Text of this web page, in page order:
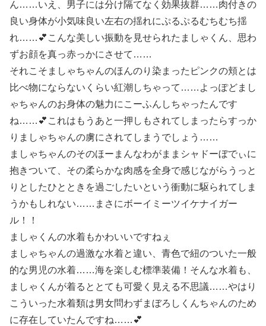
ん……いえ、男子には分け隔てなく効果抜群……肉付きの
良い身体が小気味良い左右の揺れにぷるぷるむちむち揺
れ……💕こんな美しい振動を見せられたましゃくん、思わ
ずお顔を真っ赤っかにさせて……
それこそましゃちゃんのほんのり染まったピンクの頬とは
比べ物にならないくらい紅潮しちゃって……よっぽどまし
ゃちゃんのお身体の魅力にこーふんしちゃったんです
ね……💕これはもうあと一押しもされてしまったらすっか
りましゃちゃんの虜にされてしまうでしょう……
ましゃちゃんのそのほーまんなわがままシャドーぼでぃに
抱きついて、その柔らかな肉感を全身で感じながらうっと
りとしたひとときを過ごしたいという衝動に駆られてしま
うかもしれない……まさにボーイミーツイケナイガー
ル！！
ましゃくんの水着もかわいいですねぇ
ましゃちゃんの過激な水着と違い、青色で紐のついた一般
的な男児の水着……海を楽しむ標準装備！そんな水着も、
ましゃくんが着るととても可愛く見える不思議……やはり
こういった水着類は男女問わずまぼろしくんちゃんのため
に存在していたんですね……💕